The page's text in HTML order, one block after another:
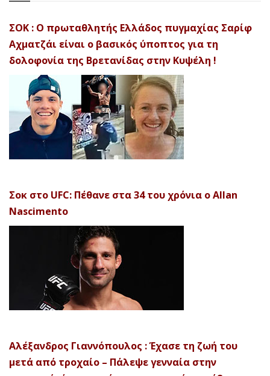
ΣΟΚ : Ο πρωταθλητής Ελλάδος πυγμαχίας Σαρίφ
Αχματζάι είναι ο βασικός ύποπτος για τη
δολοφονία της Βρετανίδας στην Κυψέλη !
Σοκ στο UFC: Πέθανε στα 34 του χρόνια ο Allan
Nascimento
Αλέξανδρος Γιαννόπουλος : Έχασε τη ζωή του
μετά από τροχαίο – Πάλεψε γενναία στην